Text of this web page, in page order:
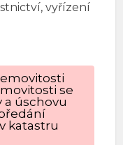
vyřízení
se
a úschovu
katastru